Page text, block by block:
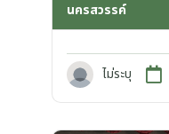
นครสวรรค์
ไม่ระบุ